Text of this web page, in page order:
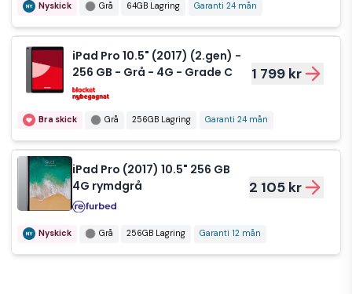
iPad Pro (2017)
10.5" 64 GB
silver
2 719 kr
Mycket bra skick
Garanti 12 mån
iPad Pro
(2017) 10.5"
256 GB guld
2 725 kr
Mycket bra skick
Garanti 12 mån
Nyskick Grå 64GB Lagring Garanti 24 mån
iPad Pro 10.5" (2017) (2.gen) -
256 GB - Grå - 4G - Grade C
1 799 kr
Bra skick Grå 256GB Lagring Garanti 24 mån
iPad Pro (2017) 10.5" 256 GB
4G rymdgrå
2 105 kr
Nyskick Grå 256GB Lagring Garanti 12 mån